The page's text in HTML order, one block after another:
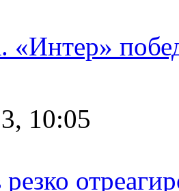
«Интер»
10:05